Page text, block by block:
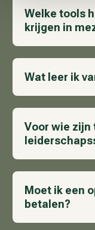
Welke tools
krijgen in
Wat leer ik
Voor wie zijn
Moet ik een
betalen?